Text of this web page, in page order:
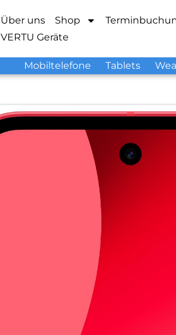
Über uns Shop
VERTU Geräte
Mobiltelefone Tablets